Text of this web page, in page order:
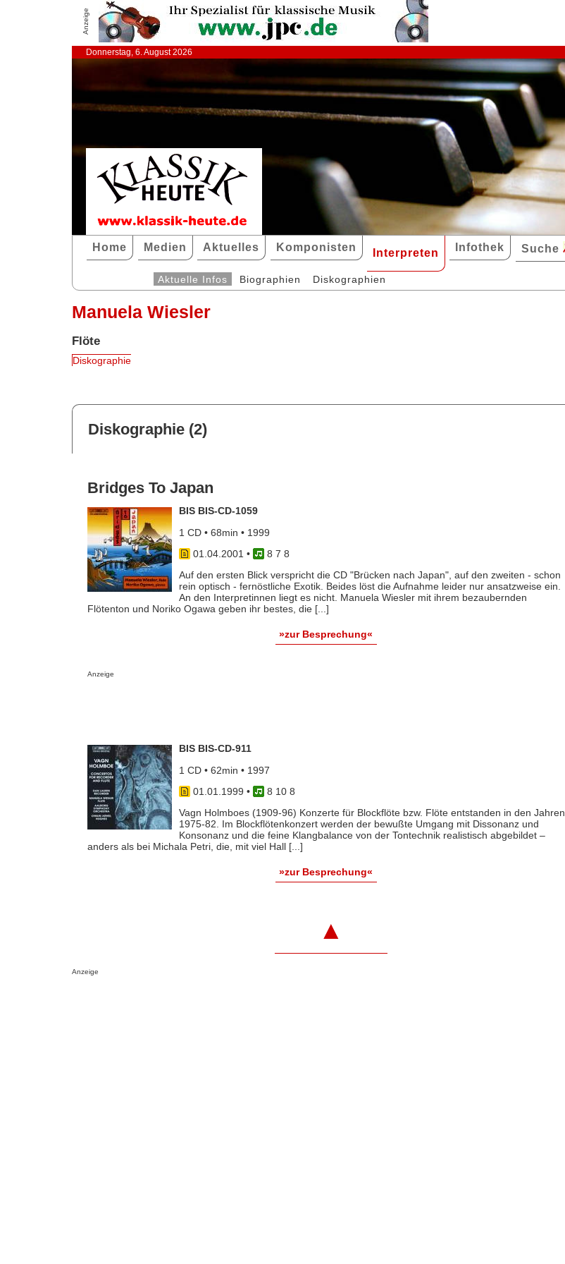
Anzeige
Donnerstag, 6. August 2026
Home Medien Aktuelles Komponisten Interpreten Infothek Suche
Aktuelle Infos Biographien Diskographien
Manuela Wiesler
Flöte
Diskographie
Diskographie (2)
Bridges To Japan
BIS BIS-CD-1059
1 CD • 68min • 1999
01.04.2001 •
8 7 8
Auf den ersten Blick verspricht die CD "Brücken nach Japan", auf den zweiten - schon
rein optisch - fernöstliche Exotik. Beides löst die Aufnahme leider nur ansatzweise ein.
An den Interpretinnen liegt es nicht. Manuela Wiesler mit ihrem bezaubernden
Flötenton und Noriko Ogawa geben ihr bestes, die [...]
»zur Besprechung«
Anzeige
BIS BIS-CD-911
1 CD • 62min • 1997
01.01.1999 •
8 10 8
Vagn Holmboes (1909-96) Konzerte für Blockflöte bzw. Flöte entstanden in den Jahren
1975-82. Im Blockflötenkonzert werden der bewußte Umgang mit Dissonanz und
Konsonanz und die feine Klangbalance von der Tontechnik realistisch abgebildet –
anders als bei Michala Petri, die, mit viel Hall [...]
»zur Besprechung«
▲
Anzeige